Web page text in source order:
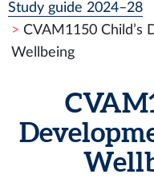
Study guide 2024–28
CVAM1150 Child’s
Wellbeing